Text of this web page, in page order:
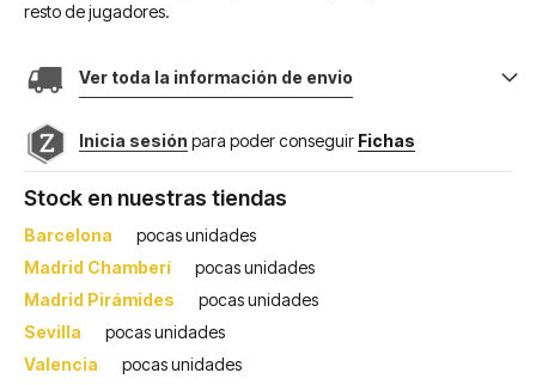
resto de jugadores.
Ver toda la información de envio
Inicia sesión para poder conseguir Fichas
Stock en nuestras tiendas
Barcelona
pocas unidades
Madrid Chamberí
pocas unidades
Madrid Pirámides
pocas unidades
Sevilla
pocas unidades
Valencia
pocas unidades